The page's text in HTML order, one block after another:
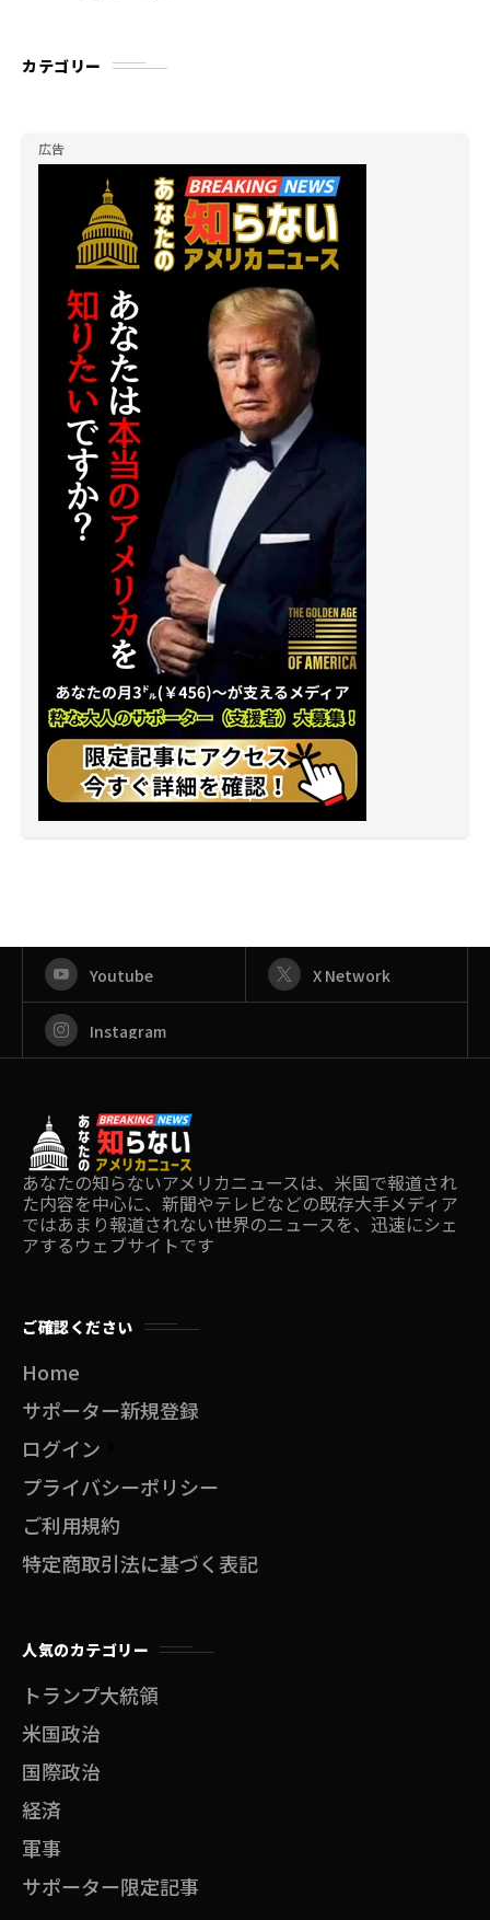
カテゴリー
広告
Youtube X Network
Instagram
あなたの知らないアメリカニュースは、米国で報道され
た内容を中心に、新聞やテレビなどの既存大手メディア
ではあまり報道されない世界のニュースを、迅速にシェ
アするウェブサイトです
ご確認ください
Home
サポーター新規登録
ログイン
プライバシーポリシー
ご利用規約
特定商取引法に基づく表記
人気のカテゴリー
トランプ大統領
米国政治
国際政治
経済
軍事
サポーター限定記事